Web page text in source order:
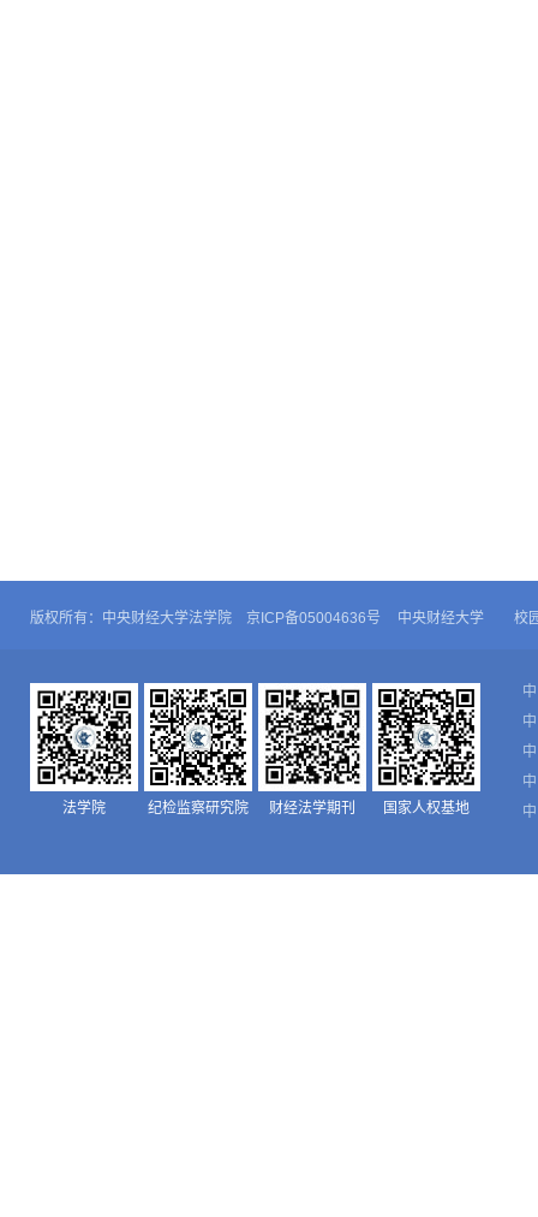
版权所有：中央财经大学法学院 京ICP备05004636号 中央财经大学 校
法学院 纪检监察研究院 财经法学期刊 国家人权基地